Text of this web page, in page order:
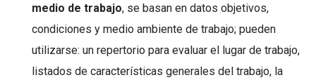
medio de trabajo, se basan en datos objetivos,
condiciones y medio ambiente de trabajo; pueden
utilizarse: un repertorio para evaluar el lugar de trabajo,
listados de características generales del trabajo, la